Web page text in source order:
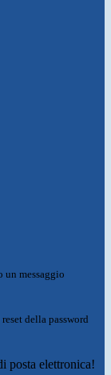
un messaggio
della password
posta elettronica!